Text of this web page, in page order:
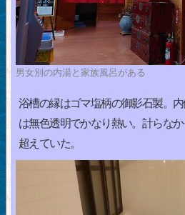
男女別の内湯と家族風呂がある
浴槽の縁はゴマ塩柄の御影石製。
は無色透明でかなり熱い。計らな
超えていた。